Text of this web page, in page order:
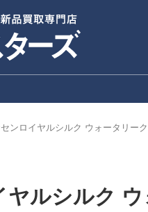
ンロイヤルシルク ウォータリー
ヤルシルク